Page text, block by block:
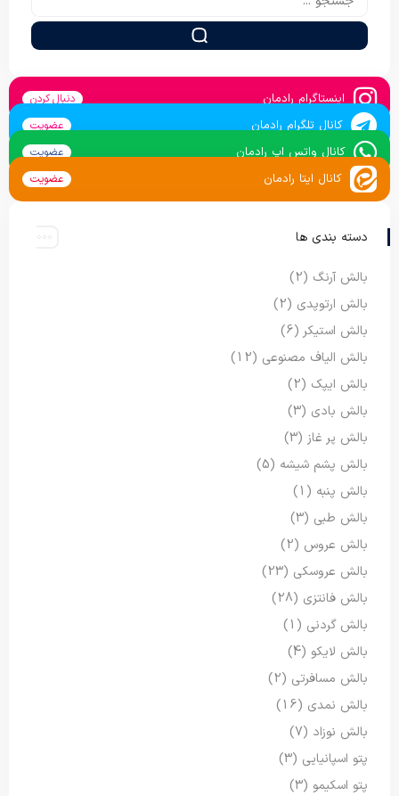
اینستاگرام رادمان دنبال کردن
کانال تلگرام رادمان عضویت
کانال واتس اپ رادمان عضویت
کانال ایتا رادمان عضویت
دسته بندی ها
بالش آرنگ (2)
بالش ارتوپدی (2)
بالش استیکر (6)
بالش الیاف مصنوعی (12)
بالش ایپک (2)
بالش بادی (3)
بالش پر غاز (3)
بالش پشم شیشه (5)
بالش پنبه (1)
بالش طبی (3)
بالش عروس (2)
بالش عروسکی (23)
بالش فانتزی (28)
بالش گردنی (1)
بالش لایکو (4)
بالش مسافرتی (2)
بالش نمدی (16)
بالش نوزاد (7)
پتو اسپانیایی (3)
پتو اسکیمو (3)